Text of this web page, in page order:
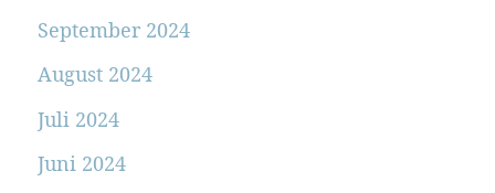
September 2024
August 2024
Juli 2024
Juni 2024